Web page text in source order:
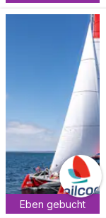
Eben gebucht